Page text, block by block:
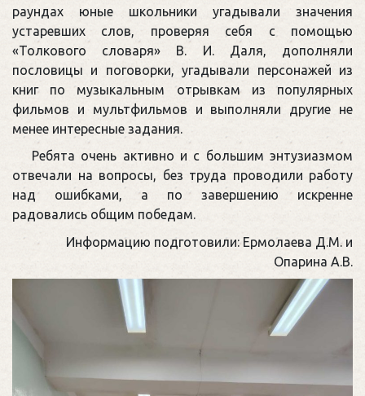
раундах юные школьники угадывали значения
устаревших слов, проверяя себя с помощью
«Толкового словаря» В. И. Даля, дополняли
пословицы и поговорки, угадывали персонажей из
книг по музыкальным отрывкам из популярных
фильмов и мультфильмов и выполняли другие не
менее интересные задания.
Ребята очень активно и с большим энтузиазмом
отвечали на вопросы, без труда проводили работу
над ошибками, а по завершению искренне
радовались общим победам.
Информацию подготовили: Ермолаева Д.М. и
Опарина А.В.